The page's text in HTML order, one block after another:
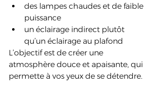
des lampes chaudes et de faible
puissance
un éclairage indirect plutôt
qu’un éclairage au plafond
L’objectif est de créer une
atmosphère douce et apaisante, qui
permette à vos yeux de se détendre.